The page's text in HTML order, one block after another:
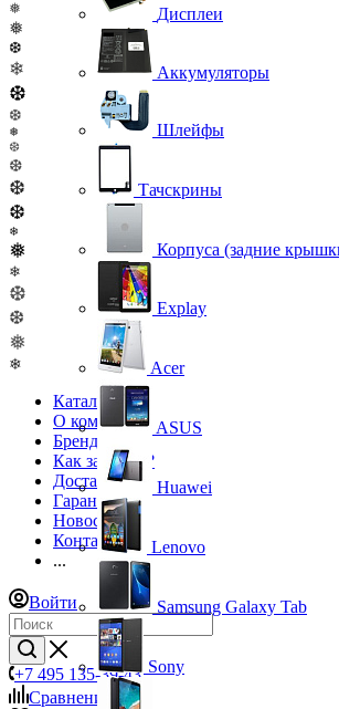
❅
❅
❆
❄
❆
❆
❅
❆
❆
❆
❆
❄
❅
❄
❆
❆
❅
❄
Каталог
О компании
Бренды
Как заказать?
Доставка
Гарантия
Новости
Контакты
...
Войти
+7 495 135-39-43
Сравнение
0
Дисплеи
Аккумуляторы
Шлейфы
Тачскрины
Корпуса (задние
Explay
Acer
ASUS
Huawei
Lenovo
Samsung Galaxy Tab
Sony